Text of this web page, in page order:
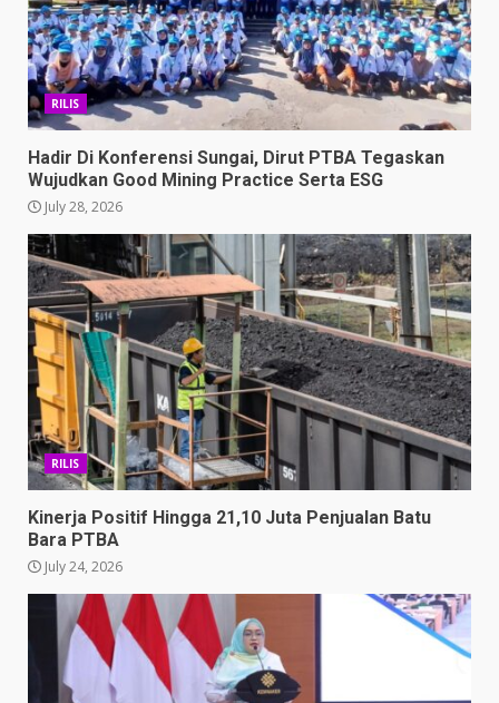
RILIS
Hadir Di Konferensi Sungai, Dirut PTBA Tegaskan
Wujudkan Good Mining Practice Serta ESG
July 28, 2026
RILIS
Kinerja Positif Hingga 21,10 Juta Penjualan Batu
Bara PTBA
July 24, 2026